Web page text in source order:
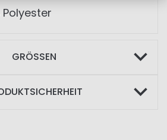
Polyester
GRÖSSEN